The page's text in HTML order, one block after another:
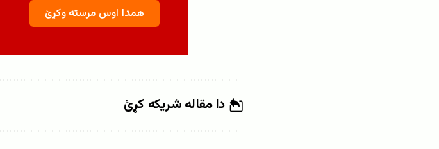
همدا اوس مرسته وکړئ
دا مقاله شریکه کړئ